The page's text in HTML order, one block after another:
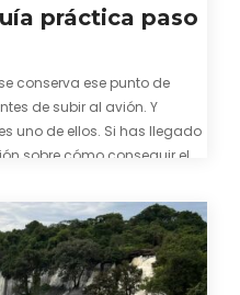
práctica paso
conserva ese punto de
de subir al avión. Y
uno de ellos. Si has llegado
sobre cómo conseguir el